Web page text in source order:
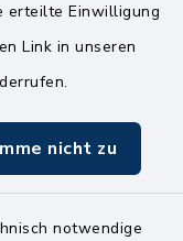
erteilte Einwilligung
Link in unseren
nicht zu
notwendige